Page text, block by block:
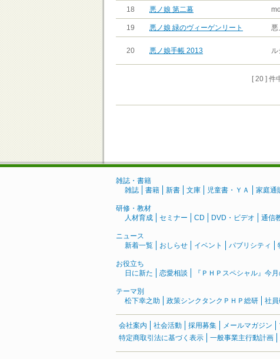
18 悪ノ娘 第二幕
19 悪ノ娘 緑のヴィーゲンリート 悪
20 悪ノ娘手帳 2013
[ 20 ] 件
雑誌・書籍
雑誌
書籍 新書 文庫 児童書・ＹＡ 家庭通
研修・教材
人材育成
セミナー CD DVD・ビデオ 通信
ニュース
新着一覧
おしらせ イベント パブリシティ
お役立ち
日に新た
恋愛相談 『ＰＨＰスペシャル』今
テーマ別
松下幸之助
政策シンクタンクＰＨＰ総研 社
会社案内 社会活動 採用募集 メールマガジン
特定商取引法に基づく表示
一般事業主行動計画